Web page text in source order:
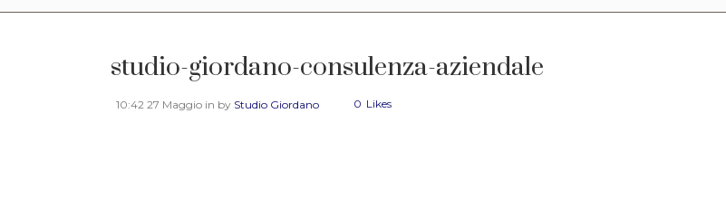
studio-giordano-consulenza-aziendale
10:42 27 Maggio in by Studio Giordano 0 Likes